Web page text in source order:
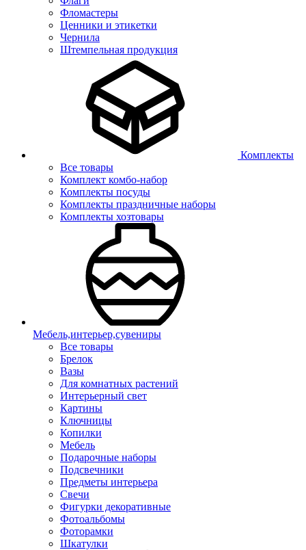
Фломастеры
Ценники и этикетки
Чернила
Штемпельная продукция
Комплекты
Все товары
Комплект комбо-набор
Комплекты посуды
Комплекты праздничные наборы
Комплекты хозтовары
Мебель,интерьер,сувениры
Все товары
Брелок
Вазы
Для комнатных растений
Интерьерный свет
Картины
Ключницы
Копилки
Мебель
Подарочные наборы
Подсвечники
Предметы интерьера
Свечи
Фигурки декоративные
Фотоальбомы
Фоторамки
Шкатулки